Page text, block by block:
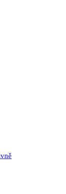
Deutsch als